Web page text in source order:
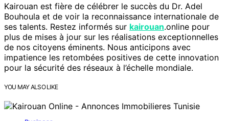
Kairouan est fière de célébrer le succès du Dr. Adel
Bouhoula et de voir la reconnaissance internationale de
ses talents. Restez informés sur kairouan.online pour
plus de mises à jour sur les réalisations exceptionnelles
de nos citoyens éminents. Nous anticipons avec
impatience les retombées positives de cette innovation
pour la sécurité des réseaux à l’échelle mondiale.
YOU MAY ALSO LIKE